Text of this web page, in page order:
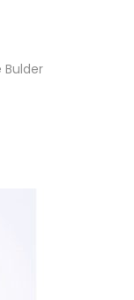
Bulder